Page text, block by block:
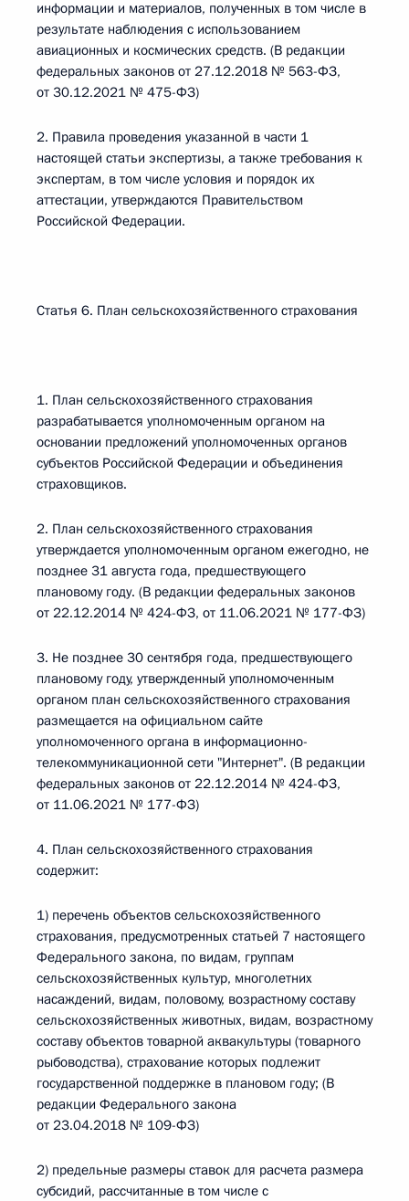
информации и материалов, полученных в том числе в
результате наблюдения с использованием
авиационных и космических средств. (В редакции
федеральных законов от 27.12.2018 № 563-ФЗ,
от 30.12.2021 № 475-ФЗ)
2. Правила проведения указанной в части 1
настоящей статьи экспертизы, а также требования к
экспертам, в том числе условия и порядок их
аттестации, утверждаются Правительством
Российской Федерации.
Статья 6. План сельскохозяйственного страхования
1. План сельскохозяйственного страхования
разрабатывается уполномоченным органом на
основании предложений уполномоченных органов
субъектов Российской Федерации и объединения
страховщиков.
2. План сельскохозяйственного страхования
утверждается уполномоченным органом ежегодно, не
позднее 31 августа года, предшествующего
плановому году. (В редакции федеральных законов
от 22.12.2014 № 424-ФЗ, от 11.06.2021 № 177-ФЗ)
3. Не позднее 30 сентября года, предшествующего
плановому году, утвержденный уполномоченным
органом план сельскохозяйственного страхования
размещается на официальном сайте
уполномоченного органа в информационно-
телекоммуникационной сети "Интернет". (В редакции
федеральных законов от 22.12.2014 № 424-ФЗ,
от 11.06.2021 № 177-ФЗ)
4. План сельскохозяйственного страхования
содержит:
1) перечень объектов сельскохозяйственного
страхования, предусмотренных статьей 7 настоящего
Федерального закона, по видам, группам
сельскохозяйственных культур, многолетних
насаждений, видам, половому, возрастному составу
сельскохозяйственных животных, видам, возрастному
составу объектов товарной аквакультуры (товарного
рыбоводства), страхование которых подлежит
государственной поддержке в плановом году; (В
редакции Федерального закона
от 23.04.2018 № 109-ФЗ)
2) предельные размеры ставок для расчета размера
субсидий, рассчитанные в том числе с